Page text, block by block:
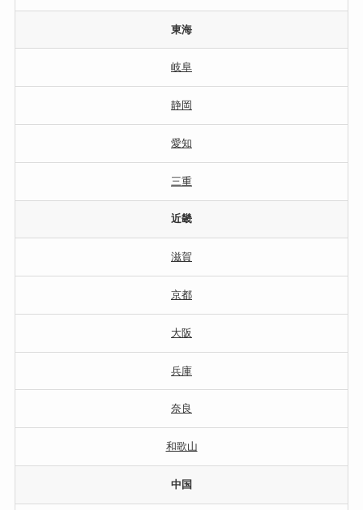
東海
岐阜
静岡
愛知
三重
近畿
滋賀
京都
大阪
兵庫
奈良
和歌山
中国